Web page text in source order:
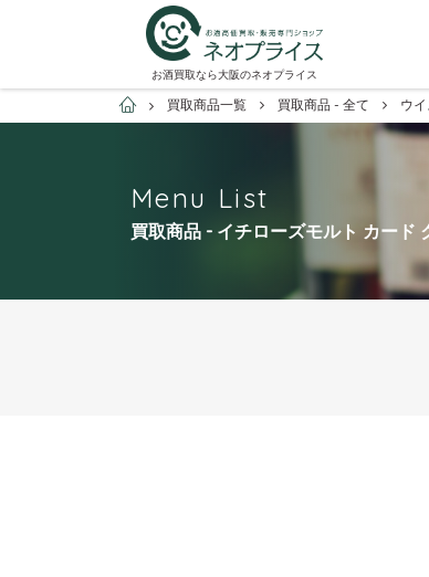
お酒買取なら大阪のネオプライス
お酒買取専門店ネオプライス
買取商品一覧 買取商品 - 全て ウ
Menu List
買取商品 - イチローズモルト カード